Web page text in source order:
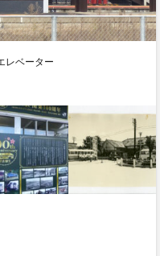
レベーター